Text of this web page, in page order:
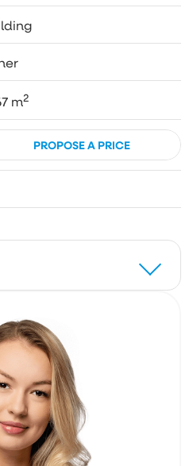
(domki
mieszkalne.
m2
PROPOSE A PRICE